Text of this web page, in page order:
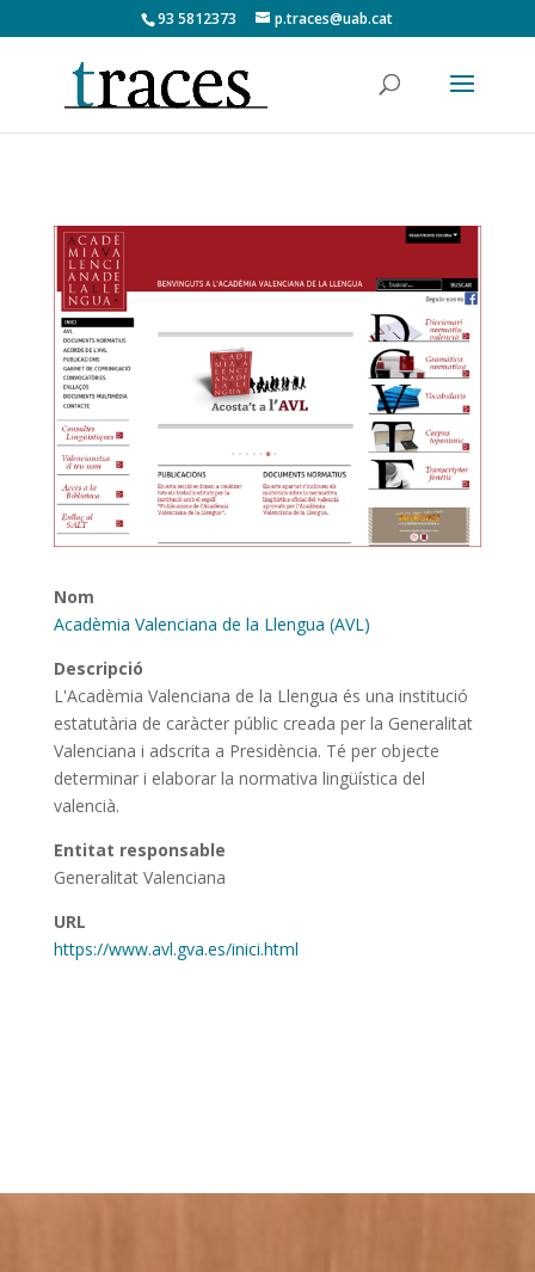
93 5812373 p.traces@uab.cat
Nom
Acadèmia Valenciana de la Llengua (AVL)
Descripció
L'Acadèmia Valenciana de la Llengua és una institució
estatutària de caràcter públic creada per la Generalitat
Valenciana i adscrita a Presidència. Té per objecte
determinar i elaborar la normativa lingüística del
valencià.
Entitat responsable
Generalitat Valenciana
URL
https://www.avl.gva.es/inici.html